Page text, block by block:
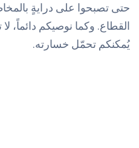
حتى تصبحوا على درايةٍ
القطاع. وكما نوصيكم دائماً،
يُمكنكم تحمّل خسارته.